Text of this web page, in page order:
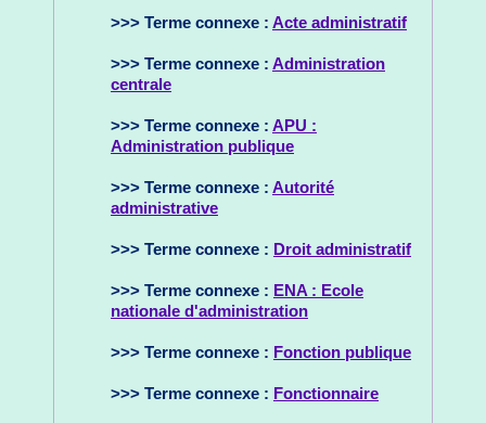
>>> Terme connexe : Acte administratif
>>> Terme connexe : Administration
centrale
>>> Terme connexe : APU :
Administration publique
>>> Terme connexe : Autorité
administrative
>>> Terme connexe : Droit administratif
>>> Terme connexe : ENA : Ecole
nationale d'administration
>>> Terme connexe : Fonction publique
>>> Terme connexe : Fonctionnaire